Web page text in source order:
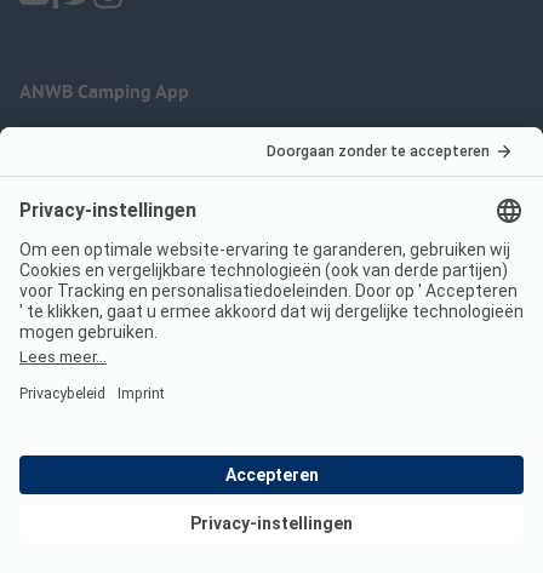
ANWB Camping App
Imprint
Jouw privacy
Voorwaarden
Wet digitale diensten